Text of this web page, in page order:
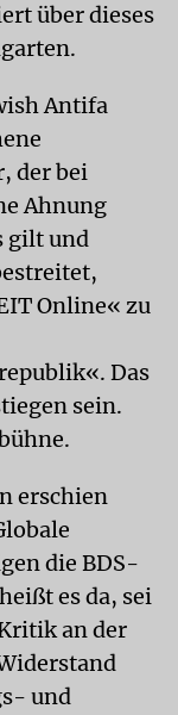
über dieses
Antifa
der bei
Ahnung
gilt und
Online« zu
Das
sein.
erschien
die BDS-
es da, sei
an der
und